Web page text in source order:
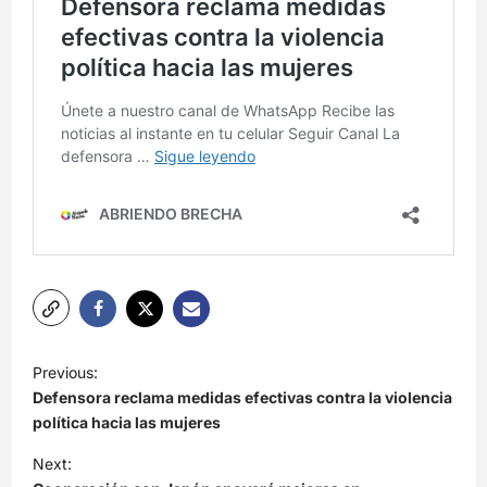
N
a
v
e
Previous:
Defensora reclama medidas efectivas contra la violencia
política hacia las mujeres
Next: